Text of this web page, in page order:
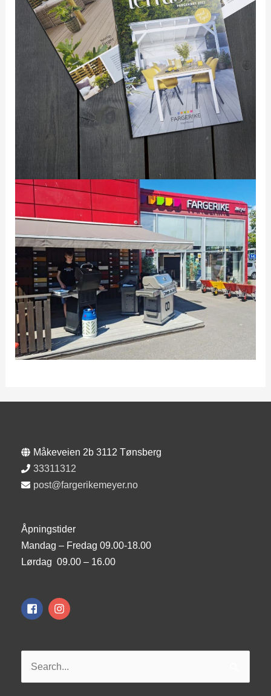
Måkeveien 2b 3112 Tønsberg
33311312
post@fargerikemeyer.no
Åpningstider
Mandag – Fredag 09.00-18.00
Lørdag 09.00 – 16.00